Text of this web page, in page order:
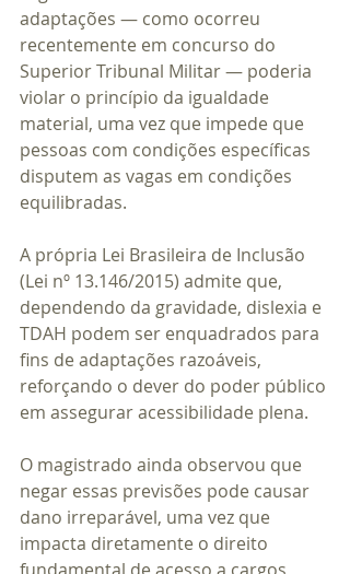
adaptações — como ocorreu
recentemente em concurso do
Superior Tribunal Militar — poderia
violar o princípio da igualdade
material, uma vez que impede que
pessoas com condições específicas
disputem as vagas em condições
equilibradas.
A própria Lei Brasileira de Inclusão
(Lei nº 13.146/2015) admite que,
dependendo da gravidade, dislexia e
TDAH podem ser enquadrados para
fins de adaptações razoáveis,
reforçando o dever do poder público
em assegurar acessibilidade plena.
O magistrado ainda observou que
negar essas previsões pode causar
dano irreparável, uma vez que
impacta diretamente o direito